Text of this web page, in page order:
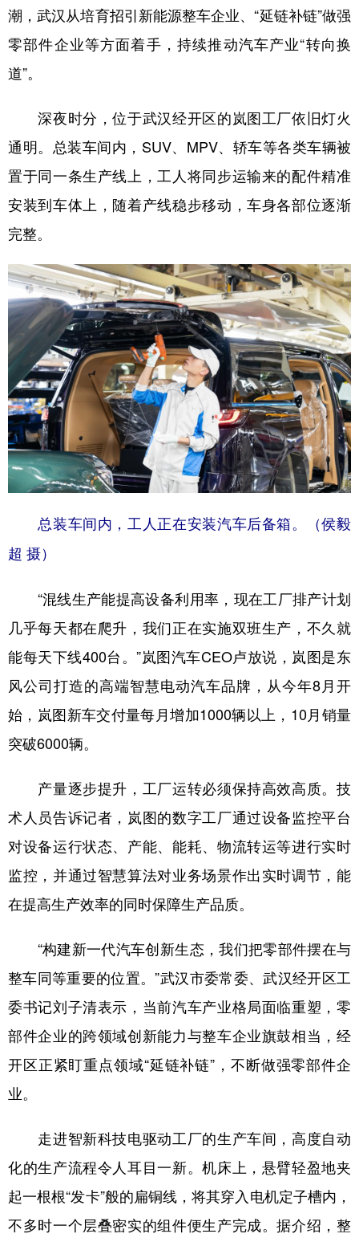
地方频道
辽宁 吉林 上海 江苏
浙江 安徽 福建 江西
山东 河南 湖北 湖南
陕西 甘肃 青海 宁夏
新疆 内蒙古 黑龙江
多语种频道
English Español Français عربى
Русский язык 日本語 한국어
Deutsch Português
潮，武汉从培育招引新能源整车企业、“延链补链”做强
零部件企业等方面着手，持续推动汽车产业“转向换
道”。
深夜时分，位于武汉经开区的岚图工厂依旧灯火
通明。总装车间内，SUV、MPV、轿车等各类车辆被
置于同一条生产线上，工人将同步运输来的配件精准
安装到车体上，随着产线稳步移动，车身各部位逐渐
完整。
总装车间内，工人正在安装汽车后备箱。（侯毅
超 摄）
“混线生产能提高设备利用率，现在工厂排产计划
几乎每天都在爬升，我们正在实施双班生产，不久就
能每天下线400台。”岚图汽车CEO卢放说，岚图是东
风公司打造的高端智慧电动汽车品牌，从今年8月开
始，岚图新车交付量每月增加1000辆以上，10月销量
突破6000辆。
产量逐步提升，工厂运转必须保持高效高质。技
术人员告诉记者，岚图的数字工厂通过设备监控平台
对设备运行状态、产能、能耗、物流转运等进行实时
监控，并通过智慧算法对业务场景作出实时调节，能
在提高生产效率的同时保障生产品质。
“构建新一代汽车创新生态，我们把零部件摆在与
整车同等重要的位置。”武汉市委常委、武汉经开区工
委书记刘子清表示，当前汽车产业格局面临重塑，零
部件企业的跨领域创新能力与整车企业旗鼓相当，经
开区正紧盯重点领域“延链补链”，不断做强零部件企
业。
走进智新科技电驱动工厂的生产车间，高度自动
化的生产流程令人耳目一新。机床上，悬臂轻盈地夹
起一根根“发卡”般的扁铜线，将其穿入电机定子槽内，
不多时一个层叠密实的组件便生产完成。据介绍，整